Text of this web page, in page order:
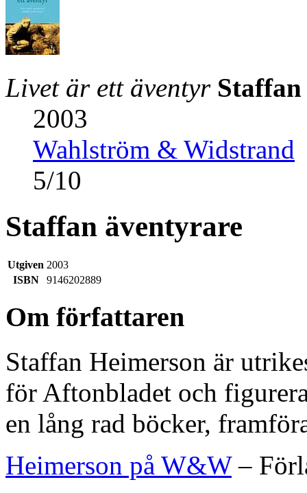
Livet är ett äventyr
2003
Wahlström & Widstrand
5/10
Staffan äventyrare
Utgiven 2003
ISBN
9146202889
Om författaren
Staffan Heimerson är
för Aftonbladet och
en lång rad böcker,
Heimerson på W&W–